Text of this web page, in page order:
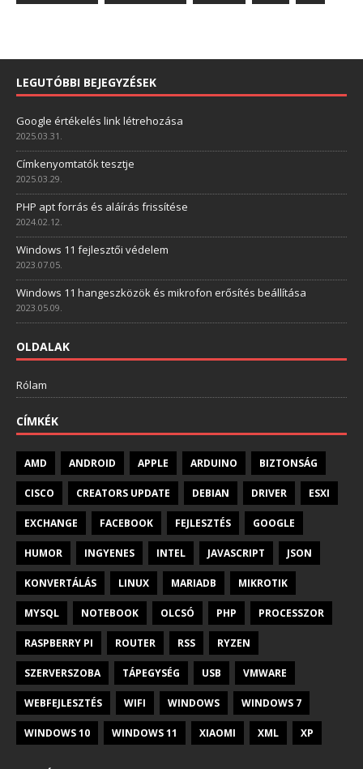
LEGUTÓBBI BEJEGYZÉSEK
Google értékelés link létrehozása
2025.03.31.
Címkenyomtatók tesztje
2025.03.29.
PHP apt forrás és aláírás frissítése
2024.02.12.
Windows 11 fejlesztői védelem
2023.07.05.
Windows 11 hangeszközök és mikrofon erősítés beállítása
2023.05.09.
OLDALAK
Rólam
CÍMKÉK
AMD ANDROID APPLE ARDUINO BIZTONSÁG
CISCO CREATORS UPDATE DEBIAN DRIVER ESXI
EXCHANGE FACEBOOK FEJLESZTÉS GOOGLE
HUMOR INGYENES INTEL JAVASCRIPT JSON
KONVERTÁLÁS LINUX MARIADB MIKROTIK
MYSQL NOTEBOOK OLCSÓ PHP PROCESSZOR
RASPBERRY PI ROUTER RSS RYZEN
SZERVERSZOBA TÁPEGYSÉG USB VMWARE
WEBFEJLESZTÉS WIFI WINDOWS WINDOWS 7
WINDOWS 10 WINDOWS 11 XIAOMI XML XP